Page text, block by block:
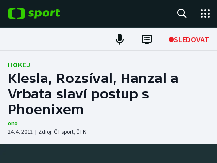
SLEDOVAT
Fotbal
Hokej
Tenis
Atletika
HOKEJ
Klesla, Rozsíval, Hanzal a
Vrbata slaví postup s
Phoenixem
ono
24. 4. 2012 | Zdroj: ČT sport, ČTK